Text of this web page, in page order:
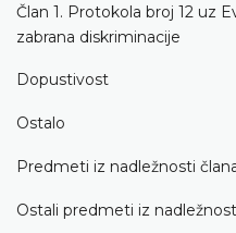
Član 1. Protokola broj 12 uz
zabrana diskriminacije
Dopustivost
Ostalo
Predmeti iz nadležnosti
Ostali predmeti iz